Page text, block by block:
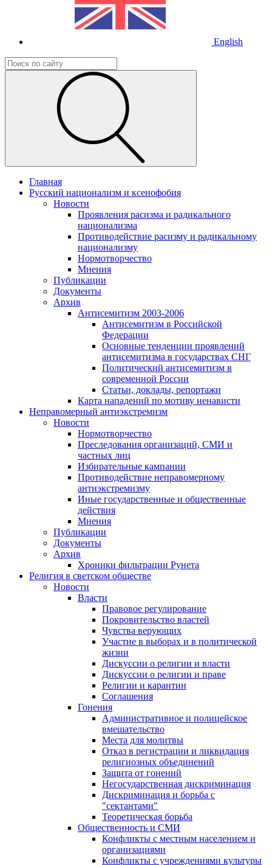
English
Главная
Русский национализм и ксенофобия
Новости
Проявления расизма и радикального
национализма
Противодействие расизму и радикальному
национализму
Нормотворчество
Мнения
Публикации
Документы
Архив
Антисемитизм 2003-2006
Антисемитизм в Российской
Федерации
Основные тенденции проявлений
антисемитизма в государствах СНГ
Политический антисемитизм в
современной России
Статьи, доклады, репортажи
Карта нападений по мотиву ненависти
Неправомерный антиэкстремизм
Новости
Нормотворчество
Преследования организаций, СМИ и
частных лиц
Избирательные кампании
Противодействие неправомерному
антиэкстремизму
Иные государственные и общественные
действия
Мнения
Публикации
Документы
Архив
Хроники фильтрации Рунета
Религия в светском обществе
Новости
Власти
Правовое регулирование
Покровительство властей
Чувства верующих
Участие в выборах и в политической
жизни
Дискуссии о религии и власти
Дискуссии о религии и праве
Религии и карантин
Соглашения
Гонения
Административное и полицейское
вмешательство
Места для молитвы
Отказ в регистрации и ликвидация
религиозных объединений
Защита от гонений
Негосударственная дискриминация
Дискриминация и борьба с
"сектантами"
Теоретическая борьба
Общественность и СМИ
Конфликты с местным населением и
организациями
Конфликты с учреждениями культуры